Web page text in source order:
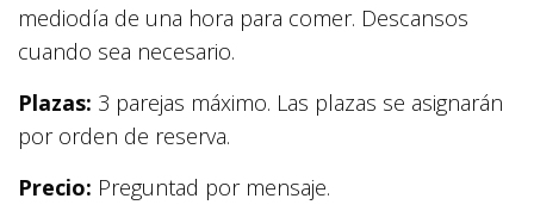
mediodía de una hora para comer. Descansos
cuando sea necesario.
Plazas: 3 parejas máximo. Las plazas se asignarán
por orden de reserva.
Precio: Preguntad por mensaje.